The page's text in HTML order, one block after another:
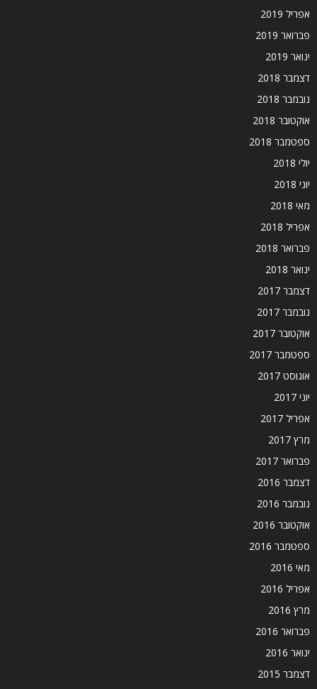
אפריל 2019
פברואר 2019
ינואר 2019
דצמבר 2018
נובמבר 2018
אוקטובר 2018
ספטמבר 2018
יולי 2018
יוני 2018
מאי 2018
אפריל 2018
פברואר 2018
ינואר 2018
דצמבר 2017
נובמבר 2017
אוקטובר 2017
ספטמבר 2017
אוגוסט 2017
יוני 2017
אפריל 2017
מרץ 2017
פברואר 2017
דצמבר 2016
נובמבר 2016
אוקטובר 2016
ספטמבר 2016
מאי 2016
אפריל 2016
מרץ 2016
פברואר 2016
ינואר 2016
דצמבר 2015